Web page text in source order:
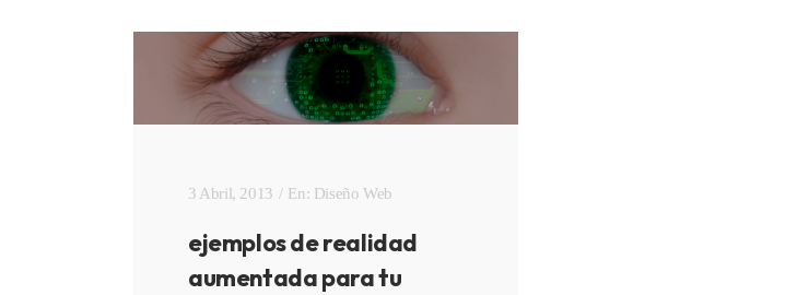
3 Abril, 2013 En: Diseño Web
ejemplos de realidad
aumentada para tu